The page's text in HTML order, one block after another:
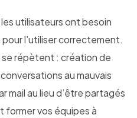
utilisateurs ont besoin
l’utiliser correctement.
se répètent : création de
au mauvais
mail au lieu d’être partagés
former vos équipes à